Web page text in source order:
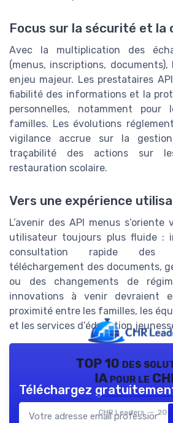
Focus sur la sécurité et
Avec la multiplication des
(menus, inscriptions,
enjeu majeur. Les prestataires
fiabilité des informations et la
personnelles, notamment
familles. Les évolutions
vigilance accrue sur la
traçabilité des actions sur
restauration scolaire.
Vers une expérience
L’avenir des API menus
utilisateur toujours plus fluide :
consultation rapide des
téléchargement des documents,
ou des changements de
innovations à venir devraient
proximité entre les familles, les
et les services d’éducation
TOP 10 des
IA pour le
CHR Leaders — 2026
Téléchargez